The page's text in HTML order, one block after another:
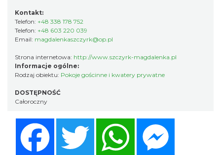
Kontakt:
Telefon: +48 338 178 752
Telefon: +48 603 220 039
Email: magdalenkaszczyrk@op.pl
Strona internetowa: http://www.szczyrk-magdalenka.pl
Informacje ogólne:
Rodzaj obiektu: Pokoje gościnne i kwatery prywatne
DOSTĘPNOŚĆ
Całoroczny
Twitter WhatsApp